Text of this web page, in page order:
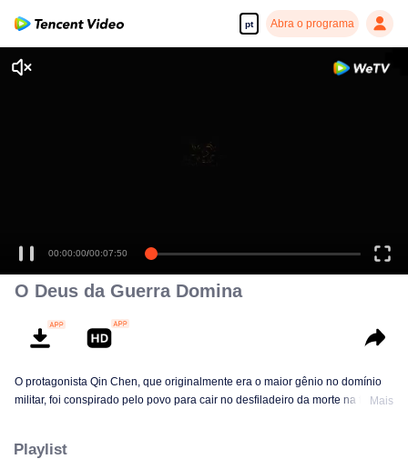
pt Abra o programa
00:00:00/00:07:50
O Deus da Guerra Domina
O protagonista Qin Chen, que originalmente era o maior gênio no domínio
militar, foi conspirado pelo povo para cair no desfiladeiro da morte na terraMais
Playlist